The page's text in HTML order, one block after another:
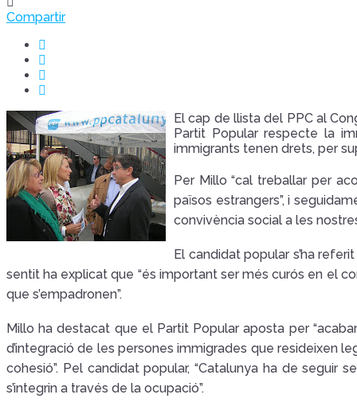
Compartir
El cap de llista del PPC al
Partit Popular respecte la
immigrants tenen drets, per
Per Millo “cal treballar per
països estrangers”, i
convivència social a les
El candidat popular s’ha
sentit ha explicat que “és important ser més curós en el
que s’empadronen”.
Millo ha destacat que el Partit Popular aposta per
d’integració de les persones immigrades que resideixen
cohesió”. Pel candidat popular, “Catalunya ha de seguir
s’integrin a través de la ocupació”.